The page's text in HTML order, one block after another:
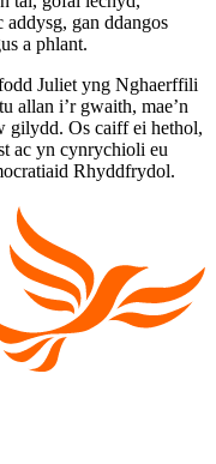
gan ddangos
a phlant.
Juliet yng Nghaerffili
allan i’r gwaith, mae’n
gilydd. Os caiff ei hethol,
ac yn cynrychioli eu
Rhyddfrydol.